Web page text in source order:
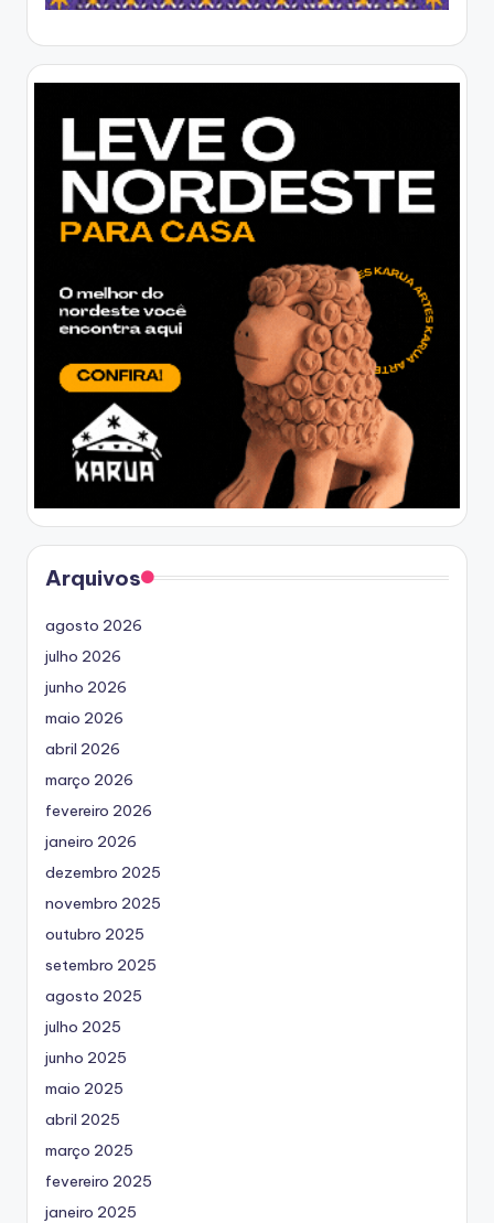
Arquivos
agosto 2026
julho 2026
junho 2026
maio 2026
abril 2026
março 2026
fevereiro 2026
janeiro 2026
dezembro 2025
novembro 2025
outubro 2025
setembro 2025
agosto 2025
julho 2025
junho 2025
maio 2025
abril 2025
março 2025
fevereiro 2025
janeiro 2025